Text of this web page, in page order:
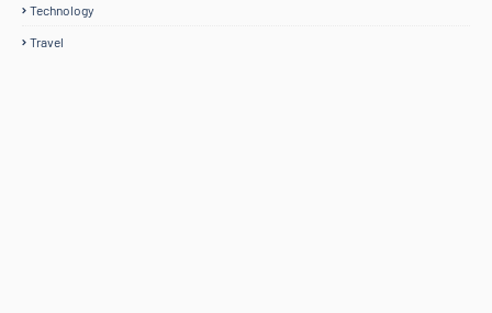
Technology
Travel